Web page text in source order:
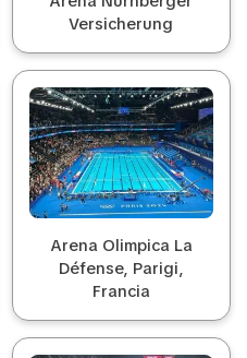
Versicherung
Arena Olimpica La
Défense, Parigi,
Francia